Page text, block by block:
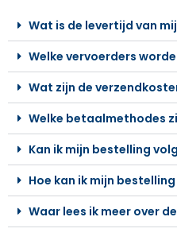
Wat is de levertijd van
Welke vervoerders
Wat zijn de
Welke betaalmethodes
Kan ik mijn bestelling
Hoe kan ik mijn
Waar lees ik meer over